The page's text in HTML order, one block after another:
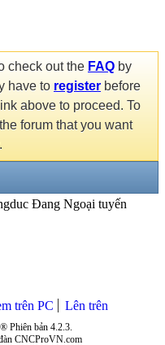
check out the FAQ by
have to register before
above to proceed. To
forum that you want
trên PC Lên trên
Phiên bản 4.2.3.
CNCProVN.com